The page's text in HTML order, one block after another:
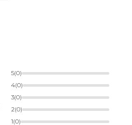
5(0)
4(0)
3(0)
2(0)
1(0)